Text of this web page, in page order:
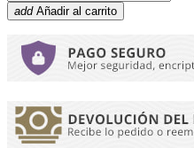
add Añadir al carrito